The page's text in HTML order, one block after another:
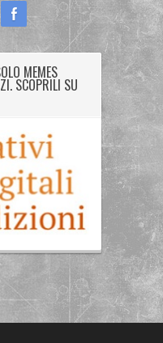
MEMES
SCOPRILI SU